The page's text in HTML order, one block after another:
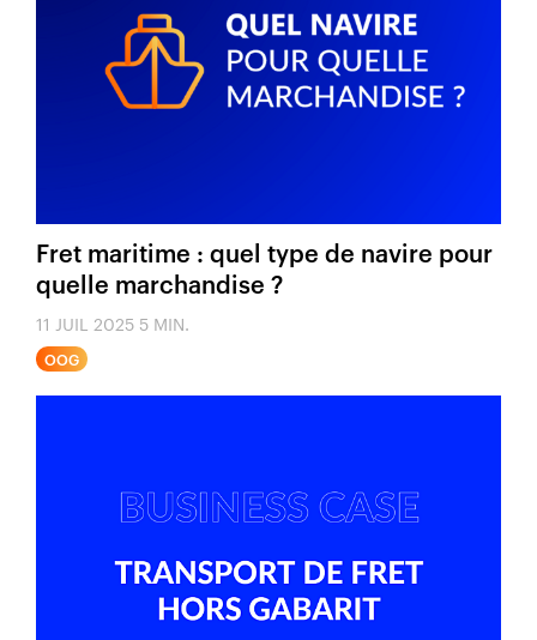
Fret maritime : quel type de navire pour
quelle marchandise ?
11 JUIL 2025 5 MIN.
OOG